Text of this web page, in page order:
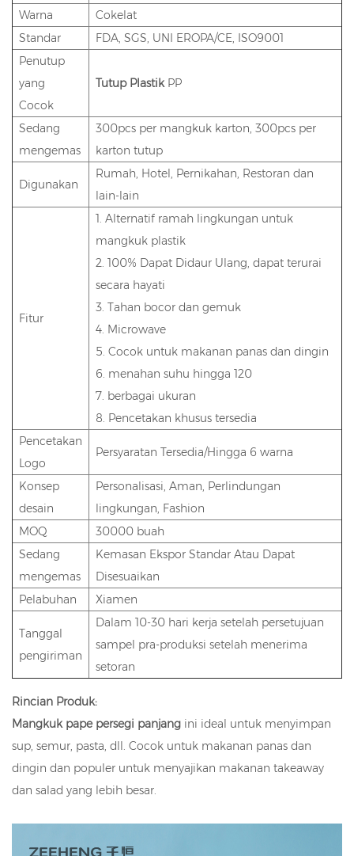
Warna
Cokelat
Standar
FDA, SGS, UNI EROPA/CE, ISO9001
Penutup
yang
Cocok
Tutup Plastik PP
Sedang
mengemas
300pcs per mangkuk karton, 300pcs per
karton tutup
Digunakan
Rumah, Hotel, Pernikahan, Restoran dan
lain-lain
Fitur
1. Alternatif ramah lingkungan untuk
mangkuk plastik
2. 100% Dapat Didaur Ulang, dapat terurai
secara hayati
3. Tahan bocor dan gemuk
4. Microwave
5. Cocok untuk makanan panas dan dingin
6. menahan suhu hingga 120
7. berbagai ukuran
8. Pencetakan khusus tersedia
Pencetakan
Logo
Persyaratan Tersedia/Hingga 6 warna
Konsep
desain
Personalisasi, Aman, Perlindungan
lingkungan, Fashion
MOQ
30000 buah
Sedang
mengemas
Kemasan Ekspor Standar Atau Dapat
Disesuaikan
Pelabuhan
Xiamen
Tanggal
pengiriman
Dalam 10-30 hari kerja setelah persetujuan
sampel pra-produksi setelah menerima
setoran
Rincian Produk:
Mangkuk pape persegi panjang ini ideal untuk menyimpan
sup, semur, pasta, dll. Cocok untuk makanan panas dan
dingin dan populer untuk menyajikan makanan takeaway
dan salad yang lebih besar.